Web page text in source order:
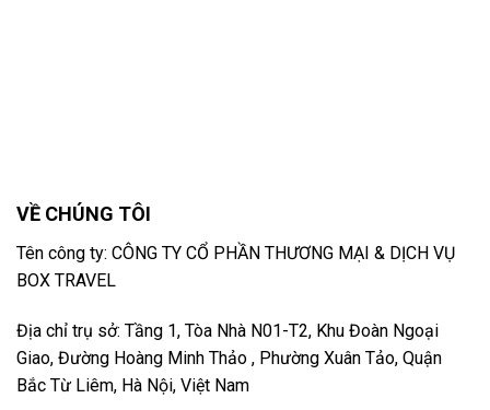
VỀ CHÚNG TÔI
Tên công ty: CÔNG TY CỔ PHẦN THƯƠNG MẠI & DỊCH VỤ
BOX TRAVEL
Địa chỉ trụ sở: Tầng 1, Tòa Nhà N01-T2, Khu Đoàn Ngoại
Giao, Đường Hoàng Minh Thảo , Phường Xuân Tảo, Quận
Bắc Từ Liêm, Hà Nội, Việt Nam